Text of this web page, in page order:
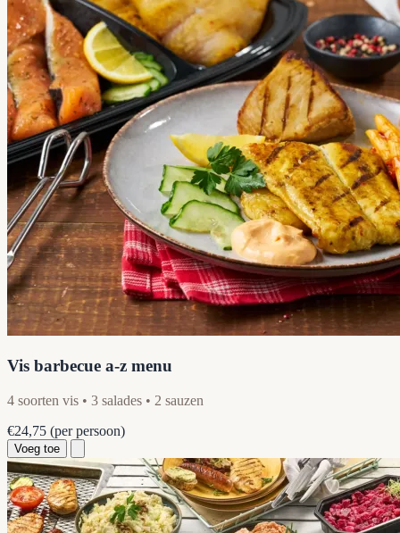
Vis barbecue a-z menu
4 soorten vis • 3 salades • 2 sauzen
€24,75 (per persoon)
Voeg toe